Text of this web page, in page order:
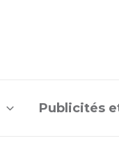
Publicités